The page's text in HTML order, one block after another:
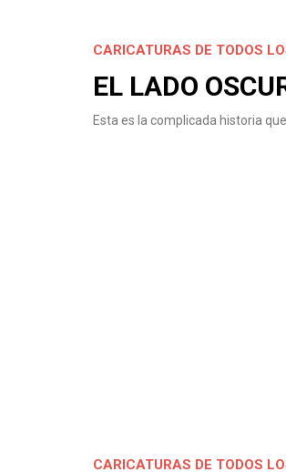
CARICATURAS DE TODOS
EL LADO
Esta es la complicada historia
CARICATURAS DE TODOS